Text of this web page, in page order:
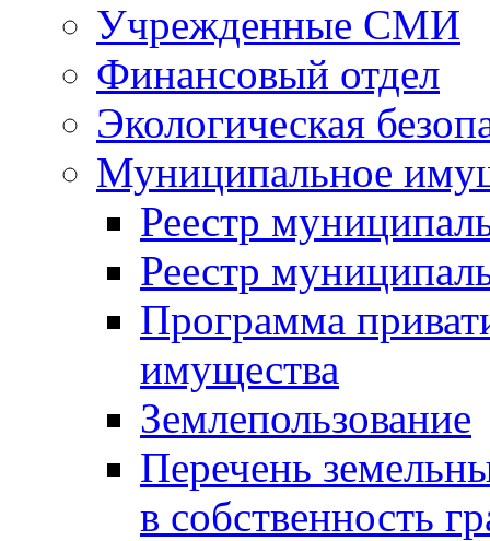
Учрежденные СМИ
Финансовый отдел
Экологическая
Муниципальное
Реестр
Реестр
Программа
имущества
Землепользование
Перечень
в собственность